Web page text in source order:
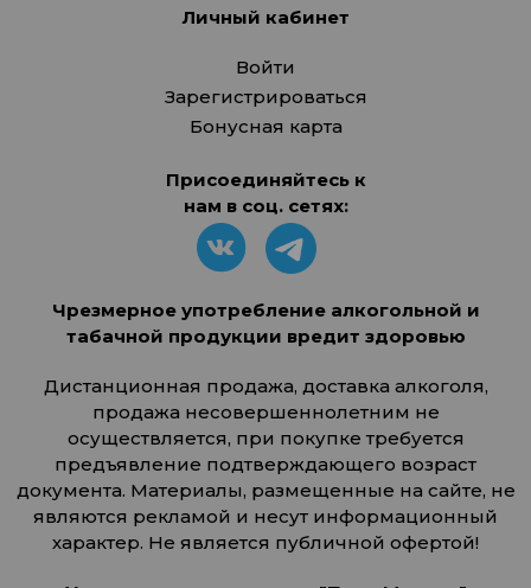
Личный кабинет
Войти
Зарегистрироваться
Бонусная карта
Присоединяйтесь к
нам в соц. сетях:
Чрезмерное употребление алкогольной и
табачной продукции вредит здоровью
Дистанционная продажа, доставка алкоголя,
продажа несовершеннолетним не
осуществляется, при покупке требуется
предъявление подтверждающего возраст
документа. Материалы, размещенные на сайте, не
являются рекламой и несут информационный
характер. Не является публичной офертой!